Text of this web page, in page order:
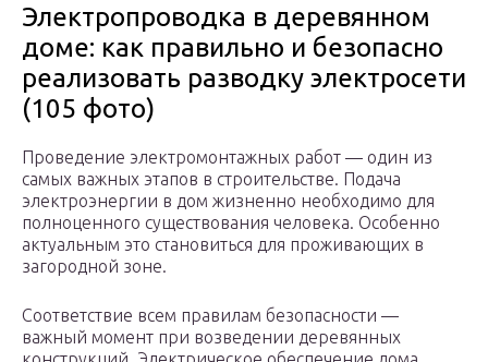
Электропроводка в деревянном
доме: как правильно и безопасно
реализовать разводку электросети
(105 фото)
Проведение электромонтажных работ — один из
самых важных этапов в строительстве. Подача
электроэнергии в дом жизненно необходимо для
полноценного существования человека. Особенно
актуальным это становиться для проживающих в
загородной зоне.
Соответствие всем правилам безопасности —
важный момент при возведении деревянных